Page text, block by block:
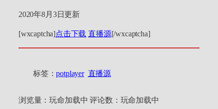
2020年8月3日更新
[wxcaptcha]点击下载 直播源[/wxcaptcha]
标签：potplayer 直播源
浏览量：玩命加载中 评论数： 玩命加载中